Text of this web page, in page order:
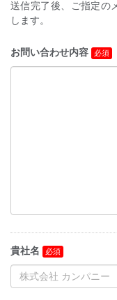
送信完了後、ご指定の
します。
お問い合わせ内容
貴社名